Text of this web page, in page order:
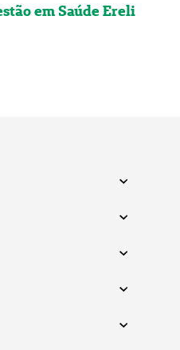
em Saúde Ereli